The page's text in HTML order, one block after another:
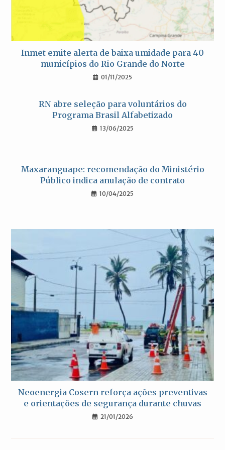
Inmet emite alerta de baixa umidade para 40
municípios do Rio Grande do Norte
01/11/2025
RN abre seleção para voluntários do
Programa Brasil Alfabetizado
13/06/2025
Maxaranguape: recomendação do Ministério
Público indica anulação de contrato
10/04/2025
Neoenergia Cosern reforça ações preventivas
e orientações de segurança durante chuvas
21/01/2026